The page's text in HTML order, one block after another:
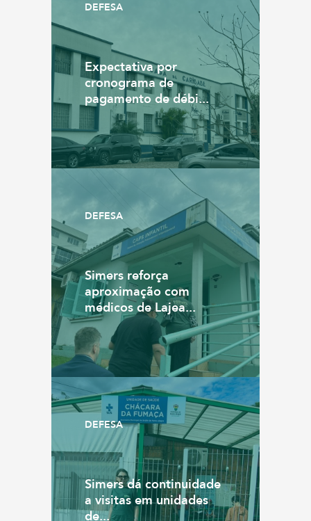
DEFESA
Expectativa por
cronograma de
pagamento de débi...
DEFESA
Simers reforça
aproximação com
médicos de Lajea...
DEFESA
Simers dá continuidade
a visitas em unidades
de...